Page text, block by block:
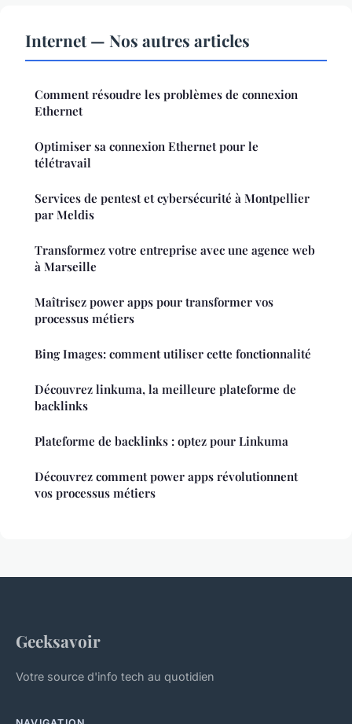
Internet — Nos autres articles
Comment résoudre les problèmes de connexion
Ethernet
Optimiser sa connexion Ethernet pour le
télétravail
Services de pentest et cybersécurité à Montpellier
par Meldis
Transformez votre entreprise avec une agence web
à Marseille
Maîtrisez power apps pour transformer vos
processus métiers
Bing Images: comment utiliser cette fonctionnalité
Découvrez linkuma, la meilleure plateforme de
backlinks
Plateforme de backlinks : optez pour Linkuma
Découvrez comment power apps révolutionnent
vos processus métiers
Geeksavoir
Votre source d'info tech au quotidien